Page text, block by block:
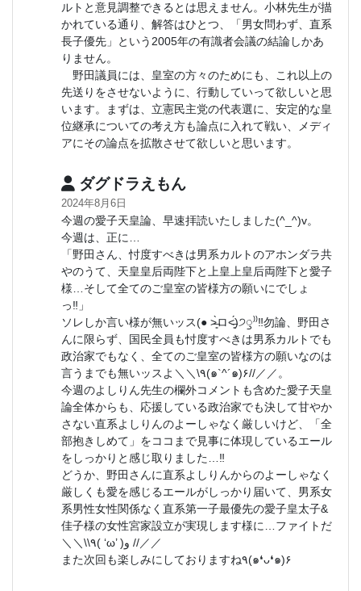
ルトと意見調整できるとは思えません。小林先生が描
かれている通り、解答はひとつ、「男女問わず、直系
長子優先」という2005年の有識者会議の結論しかあ
りません。
野田議員には、皇室の方々のためにも、これ以上の
先送りをさせないように、行動していって欲しいと思
います。まずは、立憲民主党の代表選に、安定的な皇
位継承についての考え方も論点に入れて戦い、メディ
アにその論点を拡散させて欲しいと思います。
ダグドラえもん
2024年8月6日
今週の愛子天皇論、早速拝読いたしました(^_^)v。
今週は、正に…
「野田さん、忖度すべきは男系カルトのアホンダラ共
やのうて、天皇皇后両陛下と上皇上皇后両陛下と愛子
様…そして全てのご皇室の皆様方の願いにでしょ
っ‼︎」
ソレしか言い様が無いッス(● ˃̶͈̀ロ˂̶͈́)੭ꠥ⁾⁾‼︎勿論、野田さ
んに限らず、国民全員も忖度すべきは男系カルトでも
政治家でもなく、全てのご皇室の皆様方の願いなのは
言うまでも無いッスよ＼＼\٩(๑`^´๑)۶//／／。
今週のよしりん先生の欄外コメントも含めた愛子天皇
論全体からも、応援している政治家でも決して甘やか
さない直系よしりんのよーしゃなく厳しいけど、「全
部抱きしめて」をココまで見事に体現しているエール
をしっかりと感じ取りました…‼︎
どうか、野田さんに直系よしりんからのよーしゃなく
厳しくも愛を感じるエールがしっかり届いて、男系女
系男性女性関係なく直系第一子最優先の愛子皇太子&
佳子様の女性宮家設立が実現します様に…ファイトだ
＼＼\\٩( ‘ω’ )و //／／
また次回も楽しみにしておりますね٩(๑❛ᴗ❛๑)۶